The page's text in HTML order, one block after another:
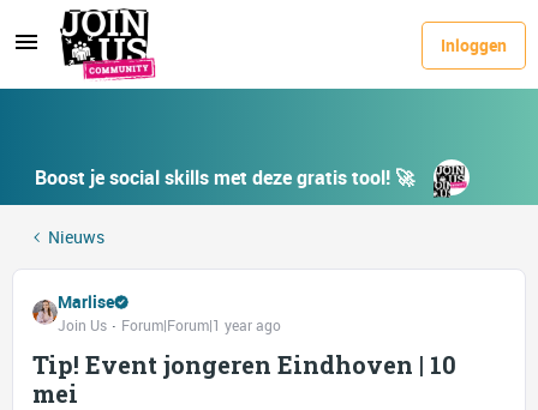
Inloggen
Boost je social skills met deze gratis tool! 🚀
Nieuws
Marlise
Join Us Forum|Forum|1 year ago
Tip! Event jongeren Eindhoven | 10
mei